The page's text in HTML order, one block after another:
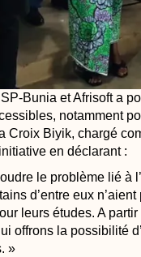
Bunia et Afrisoft a
notamment
Croix Biyik, chargé
en déclarant :
le problème lié à
d’entre eux
leurs études. A
offrons la possibilité
»